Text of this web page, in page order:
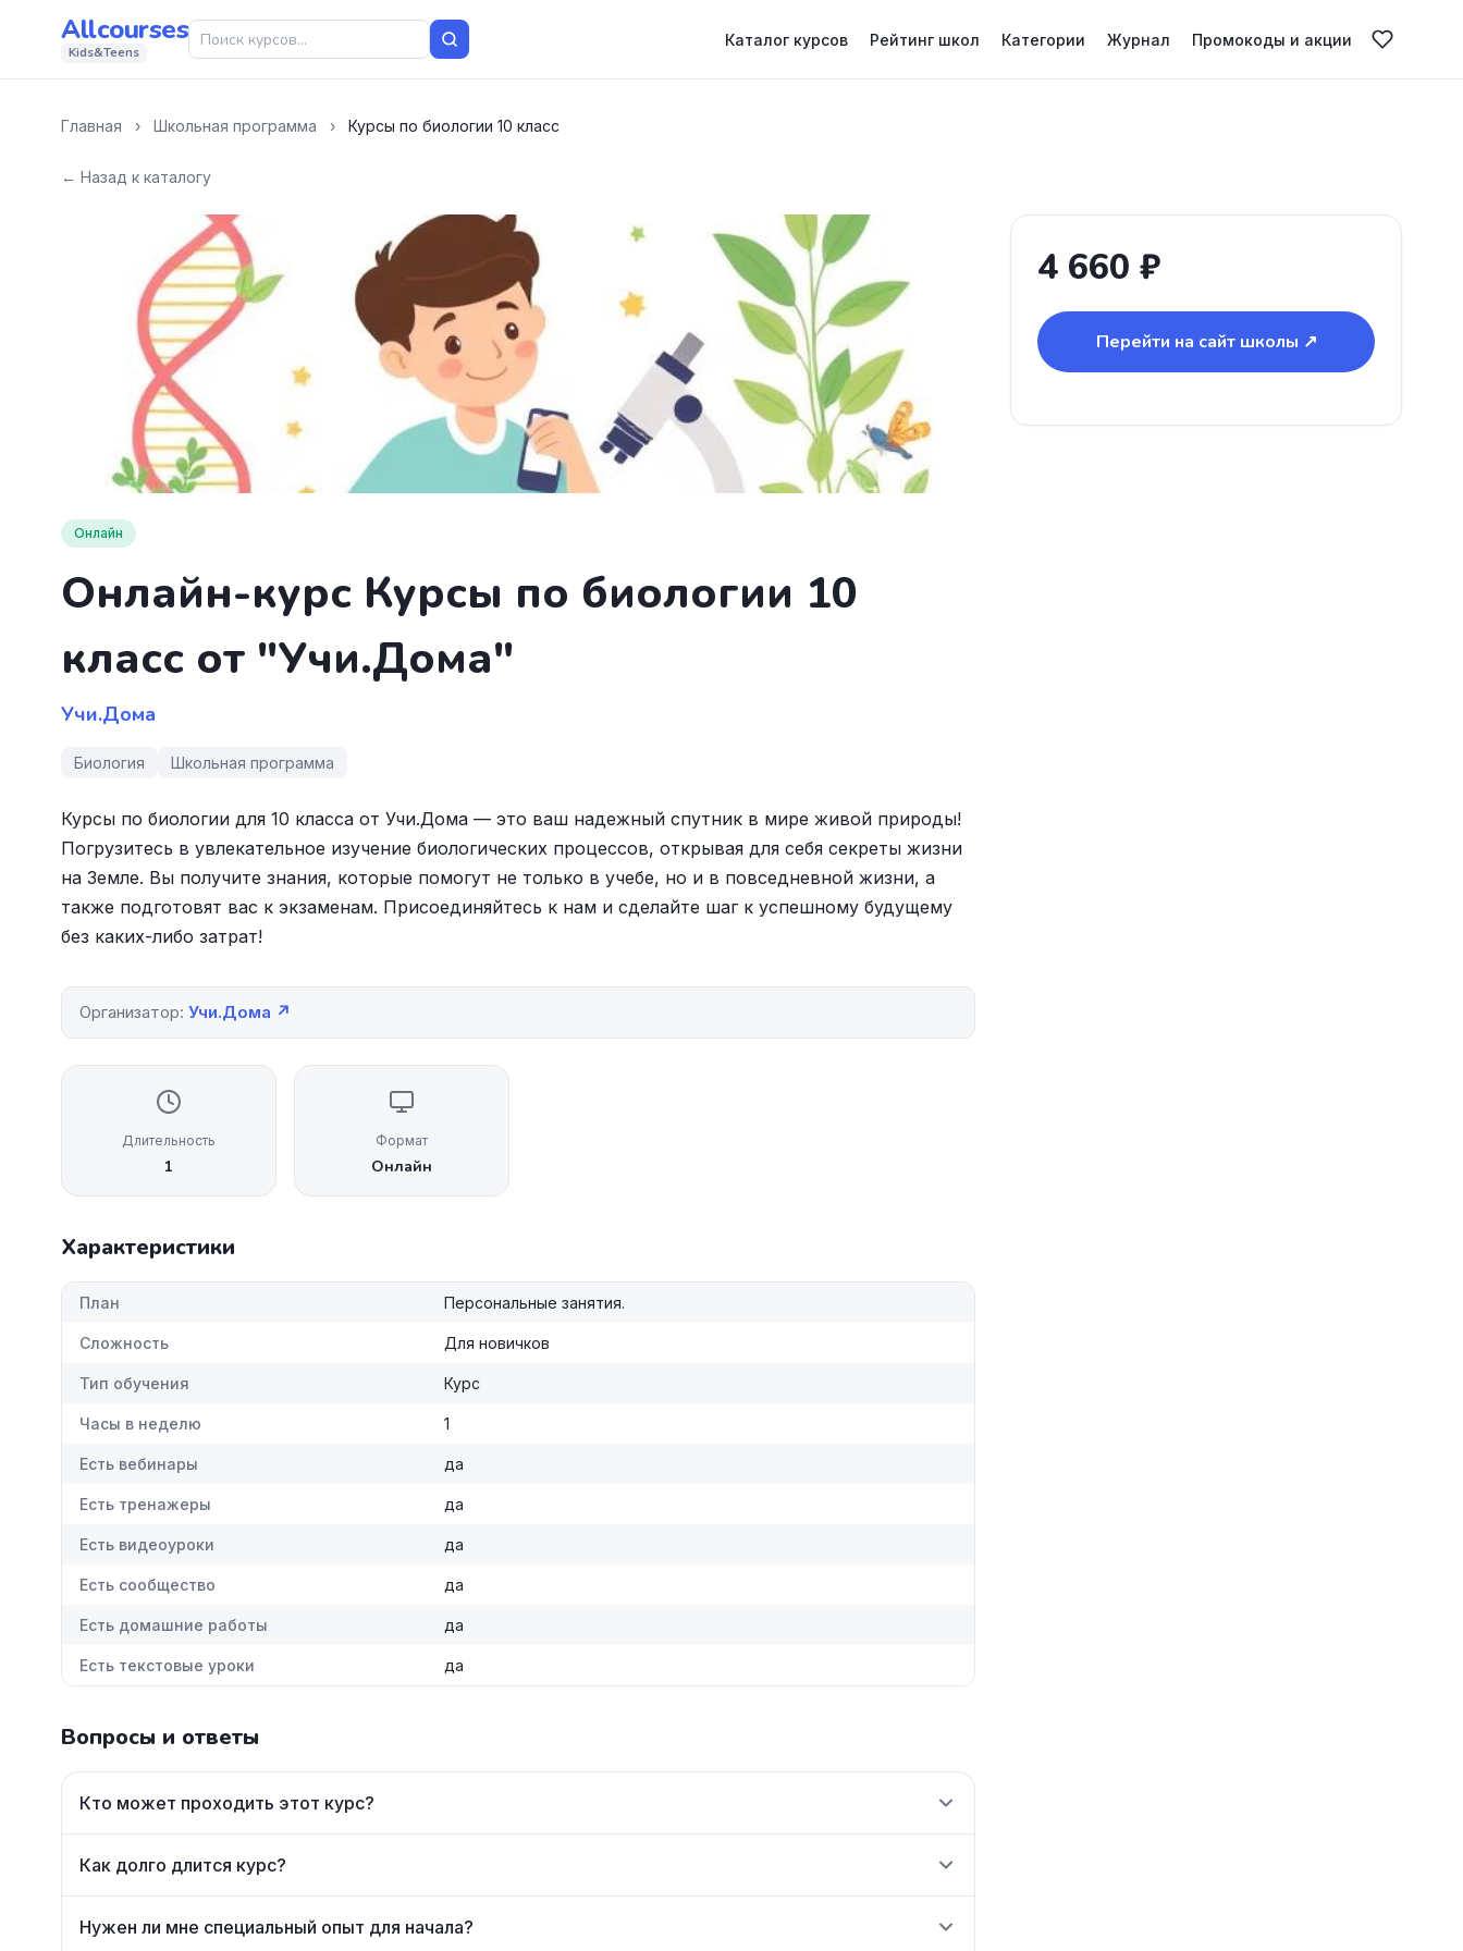
Allcourses
Kids&Teens
Каталог курсов Рейтинг школ Категории Журнал Промокоды и акции
Главная › Школьная программа › Курсы по биологии 10 класс
← Назад к каталогу
Онлайн
Онлайн-курс Курсы по биологии 10
класс от "Учи.Дома"
Учи.Дома
Биология Школьная программа
Курсы по биологии для 10 класса от Учи.Дома — это ваш надежный спутник в мире живой природы!
Погрузитесь в увлекательное изучение биологических процессов, открывая для себя секреты жизни
на Земле. Вы получите знания, которые помогут не только в учебе, но и в повседневной жизни, а
также подготовят вас к экзаменам. Присоединяйтесь к нам и сделайте шаг к успешному будущему
без каких-либо затрат!
Организатор: Учи.Дома ↗
Длительность
1
Формат
Онлайн
Характеристики
План Персональные занятия.
Сложность Для новичков
Тип обучения Курс
Часы в неделю 1
Есть вебинары да
Есть тренажеры да
Есть видеоуроки да
Есть сообщество да
Есть домашние работы да
Есть текстовые уроки да
Вопросы и ответы
Кто может проходить этот курс?
Как долго длится курс?
Нужен ли мне специальный опыт для начала?
4 660 ₽
Перейти на сайт школы ↗